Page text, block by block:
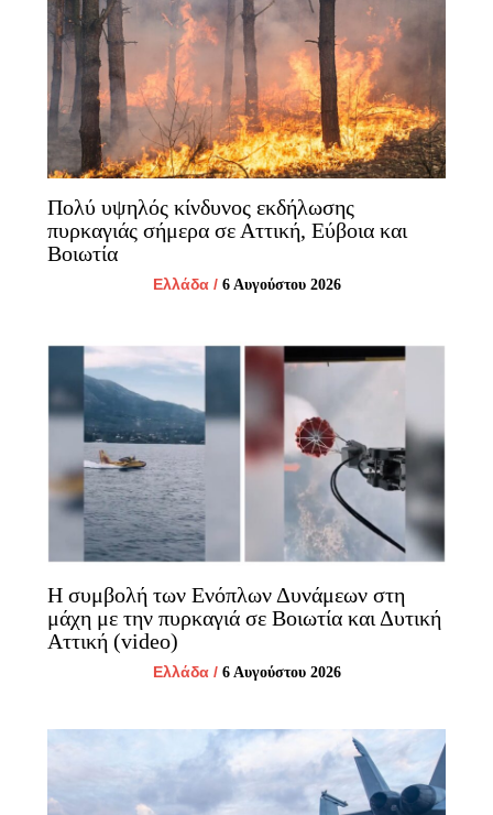
Πολύ υψηλός κίνδυνος εκδήλωσης
πυρκαγιάς σήμερα σε Αττική, Εύβοια και
Βοιωτία
Ελλάδα/ 6 Αυγούστου 2026
Η συμβολή των Ενόπλων Δυνάμεων στη
μάχη με την πυρκαγιά σε Βοιωτία και Δυτική
Αττική (video)
Ελλάδα/ 6 Αυγούστου 2026